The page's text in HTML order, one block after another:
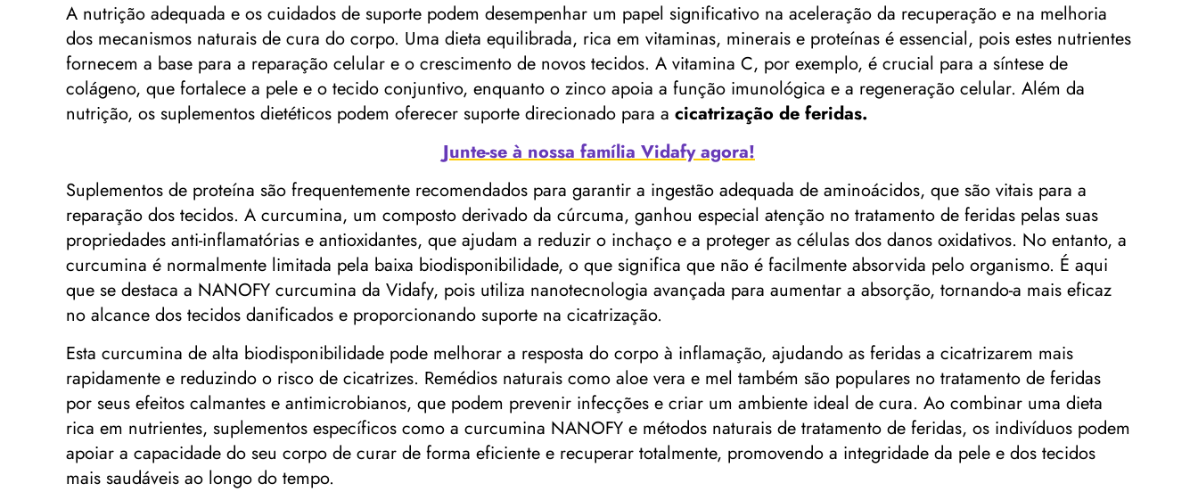
A nutrição adequada e os cuidados de suporte podem desempenhar um papel significativo na aceleração da recuperação e na melhoria
dos mecanismos naturais de cura do corpo. Uma dieta equilibrada, rica em vitaminas, minerais e proteínas é essencial, pois estes nutrientes
fornecem a base para a reparação celular e o crescimento de novos tecidos. A vitamina C, por exemplo, é crucial para a síntese de
colágeno, que fortalece a pele e o tecido conjuntivo, enquanto o zinco apoia a função imunológica e a regeneração celular. Além da
nutrição, os suplementos dietéticos podem oferecer suporte direcionado para acicatrização de feridas.
Junte-se à nossa família Vidafy agora!
Suplementos de proteína são frequentemente recomendados para garantir a ingestão adequada de aminoácidos, que são vitais para a
reparação dos tecidos. A curcumina, um composto derivado da cúrcuma, ganhou especial atenção no tratamento de feridas pelas suas
propriedades anti-inflamatórias e antioxidantes, que ajudam a reduzir o inchaço e a proteger as células dos danos oxidativos. No entanto, a
curcumina é normalmente limitada pela baixa biodisponibilidade, o que significa que não é facilmente absorvida pelo organismo. É aqui
que se destaca a NANOFY curcumina da Vidafy, pois utiliza nanotecnologia avançada para aumentar a absorção, tornando-a mais eficaz
no alcance dos tecidos danificados e proporcionando suporte na cicatrização.
Esta curcumina de alta biodisponibilidade pode melhorar a resposta do corpo à inflamação, ajudando as feridas a cicatrizarem mais
rapidamente e reduzindo o risco de cicatrizes. Remédios naturais como aloe vera e mel também são populares no tratamento de feridas
por seus efeitos calmantes e antimicrobianos, que podem prevenir infecções e criar um ambiente ideal de cura. Ao combinar uma dieta
rica em nutrientes, suplementos específicos como a curcumina NANOFY e métodos naturais de tratamento de feridas, os indivíduos podem
apoiar a capacidade do seu corpo de curar de forma eficiente e recuperar totalmente, promovendo a integridade da pele e dos tecidos
mais saudáveis ​​ao longo do tempo.